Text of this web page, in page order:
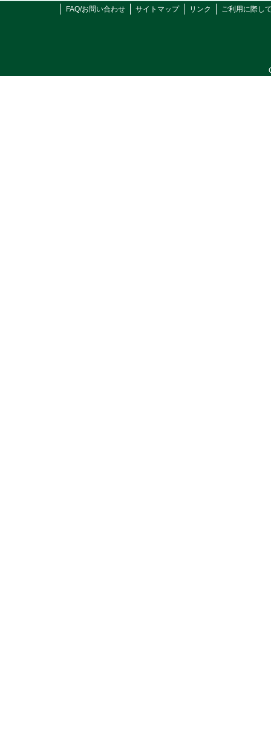
FAQ/お問い合わせ
サイトマップ リンク ご利用に際し